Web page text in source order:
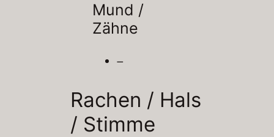
Mund /
Zähne
–
Rachen / Hals
/ Stimme